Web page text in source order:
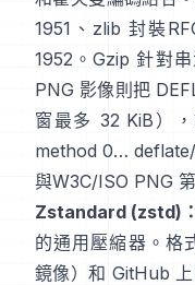
1951 、zlib 封裝
1952 。Gzip 針對
PNG 影像則把
窗最多 32 KiB）
method 0…
與W3C/ISO PNG
Zstandard (zstd)：
的通用壓縮器。格
鏡像）和 GitHub